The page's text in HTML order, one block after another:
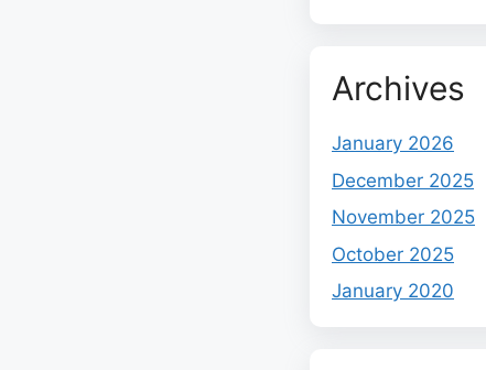
Archives
January 2026
December 2025
November 2025
October 2025
January 2020